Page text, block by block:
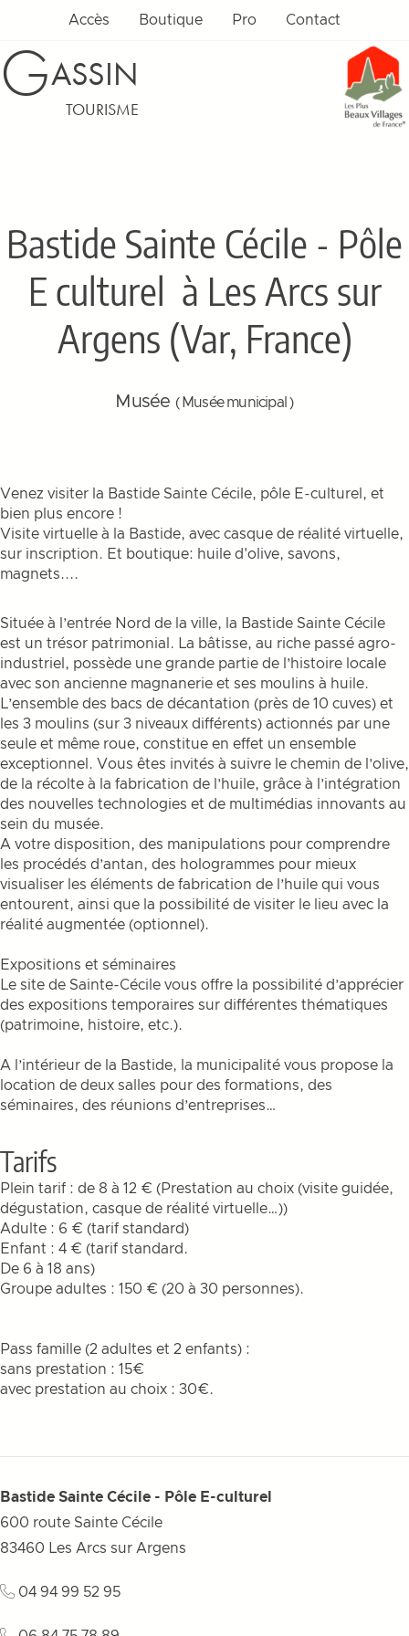
Accès Boutique Pro Contact
GASSIN
TOURISME
Bastide Sainte Cécile - Pôle
E culturel à Les Arcs sur
Argens (Var, France)
Musée ( Musée municipal )
Venez visiter la Bastide Sainte Cécile, pôle E-culturel, et
bien plus encore !
Visite virtuelle à la Bastide, avec casque de réalité virtuelle,
sur inscription. Et boutique: huile d'olive, savons,
magnets....
Située à l’entrée Nord de la ville, la Bastide Sainte Cécile
est un trésor patrimonial. La bâtisse, au riche passé agro-
industriel, possède une grande partie de l’histoire locale
avec son ancienne magnanerie et ses moulins à huile.
L’ensemble des bacs de décantation (près de 10 cuves) et
les 3 moulins (sur 3 niveaux différents) actionnés par une
seule et même roue, constitue en effet un ensemble
exceptionnel. Vous êtes invités à suivre le chemin de l’olive,
de la récolte à la fabrication de l’huile, grâce à l’intégration
des nouvelles technologies et de multimédias innovants au
sein du musée.
A votre disposition, des manipulations pour comprendre
les procédés d’antan, des hologrammes pour mieux
visualiser les éléments de fabrication de l’huile qui vous
entourent, ainsi que la possibilité de visiter le lieu avec la
réalité augmentée (optionnel).
Expositions et séminaires
Le site de Sainte-Cécile vous offre la possibilité d’apprécier
des expositions temporaires sur différentes thématiques
(patrimoine, histoire, etc.).
A l’intérieur de la Bastide, la municipalité vous propose la
location de deux salles pour des formations, des
séminaires, des réunions d’entreprises…
Tarifs
Plein tarif : de 8 à 12 € (Prestation au choix (visite guidée,
dégustation, casque de réalité virtuelle…))
Adulte : 6 € (tarif standard)
Enfant : 4 € (tarif standard.
De 6 à 18 ans)
Groupe adultes : 150 € (20 à 30 personnes).
Pass famille (2 adultes et 2 enfants) :
sans prestation : 15€
avec prestation au choix : 30€.
Bastide Sainte Cécile - Pôle E-culturel
600 route Sainte Cécile
83460 Les Arcs sur Argens
04 94 99 52 95